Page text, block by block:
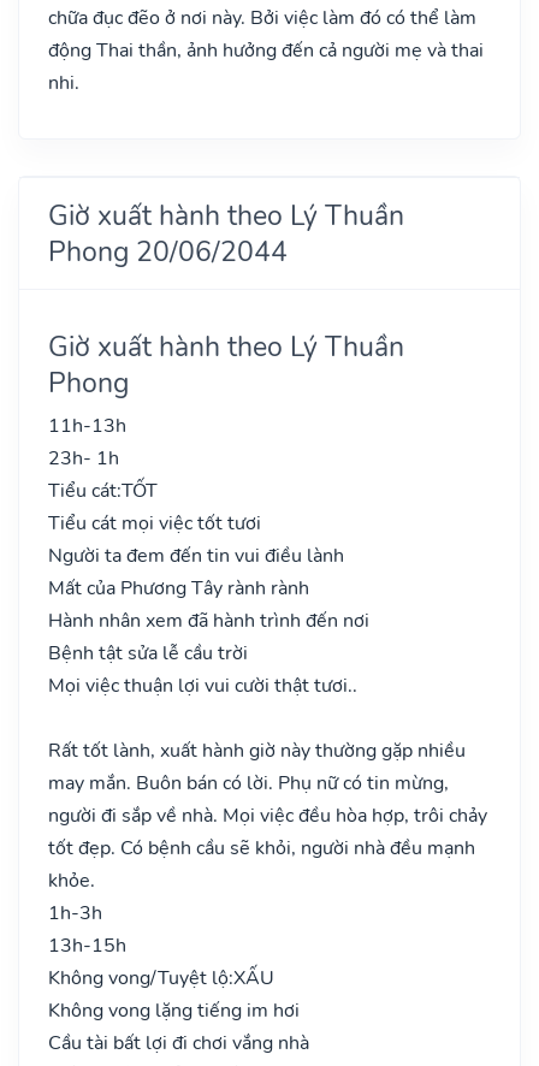
chữa đục đẽo ở nơi này. Bởi việc làm đó có thể làm
động Thai thần, ảnh hưởng đến cả người mẹ và thai
nhi.
Giờ xuất hành theo Lý Thuần
Phong 20/06/2044
Giờ xuất hành theo Lý Thuần
Phong
11h-13h
23h- 1h
Tiểu cát:TỐT
Tiểu cát mọi việc tốt tươi
Người ta đem đến tin vui điều lành
Mất của Phương Tây rành rành
Hành nhân xem đã hành trình đến nơi
Bệnh tật sửa lễ cầu trời
Mọi việc thuận lợi vui cười thật tươi..
Rất tốt lành, xuất hành giờ này thường gặp nhiều
may mắn. Buôn bán có lời. Phụ nữ có tin mừng,
người đi sắp về nhà. Mọi việc đều hòa hợp, trôi chảy
tốt đẹp. Có bệnh cầu sẽ khỏi, người nhà đều mạnh
khỏe.
1h-3h
13h-15h
Không vong/Tuyệt lộ:XẤU
Không vong lặng tiếng im hơi
Cầu tài bất lợi đi chơi vắng nhà